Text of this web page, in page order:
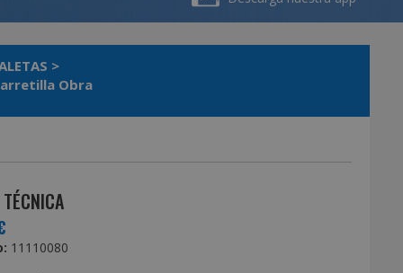
>
Obra
11110080